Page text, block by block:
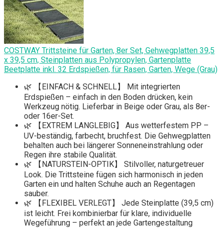
COSTWAY Trittsteine für Garten, 8er Set, Gehwegplatten 39,5
x 39,5 cm, Steinplatten aus Polypropylen, Gartenplatte
Beetplatte inkl. 32 Erdspießen, ​​für Rasen, Garten, Wege (Grau)
🌿 【EINFACH & SCHNELL】 Mit integrierten
Erdspießen – einfach in den Boden drücken, kein
Werkzeug nötig. Lieferbar in Beige oder Grau, als 8er-
oder 16er-Set.
🌿 【EXTREM LANGLEBIG】 Aus wetterfestem PP –
UV-beständig, farbecht, bruchfest. Die Gehwegplatten
behalten auch bei längerer Sonneneinstrahlung oder
Regen ihre stabile Qualität.
🌿 【NATURSTEIN-OPTIK】 Stilvoller, naturgetreuer
Look. Die Trittsteine fügen sich harmonisch in jeden
Garten ein und halten Schuhe auch an Regentagen
sauber.
🌿 【FLEXIBEL VERLEGT】 Jede Steinplatte (39,5 cm)
ist leicht. Frei kombinierbar für klare, individuelle
Wegeführung – perfekt an jede Gartengestaltung